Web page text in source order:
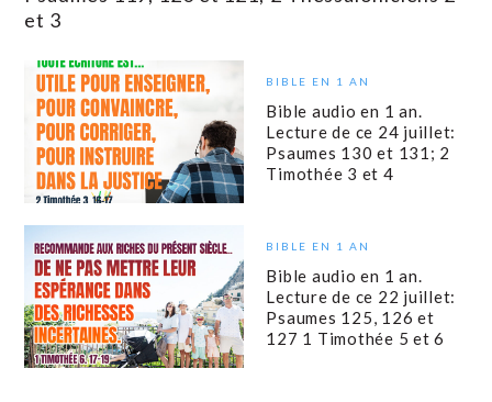
et 3
BIBLE EN 1 AN
Bible audio en 1 an.
Lecture de ce 24 juillet:
Psaumes 130 et 131; 2
Timothée 3 et 4
BIBLE EN 1 AN
Bible audio en 1 an.
Lecture de ce 22 juillet:
Psaumes 125, 126 et
127 1 Timothée 5 et 6